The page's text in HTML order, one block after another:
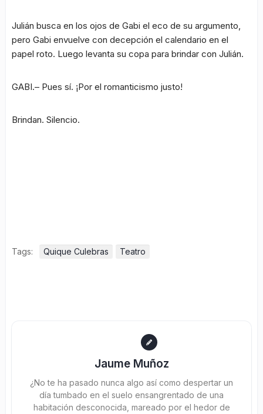
Julián busca en los ojos de Gabi el eco de su argumento,
pero Gabi envuelve con decepción el calendario en el
papel roto. Luego levanta su copa para brindar con Julián.
GABI.– Pues sí. ¡Por el romanticismo justo!
Brindan. Silencio.
Tags: Quique Culebras Teatro
Jaume Muñoz
¿No te ha pasado nunca algo así como despertar un
día tumbado en el suelo ensangrentado de una
habitación desconocida, mareado por el hedor de